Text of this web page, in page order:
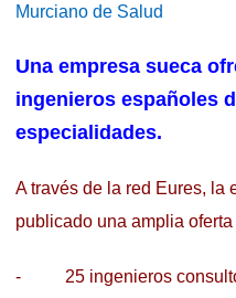
Murciano de Salud
Una empresa sueca
ingenieros españoles
especialidades.
A través de la red Eures, la
publicado una amplia
- 25 ingenieros